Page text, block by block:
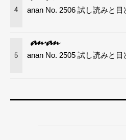
4 anan No. 2506 試し読みと目
5 anan No. 2505 試し読みと目